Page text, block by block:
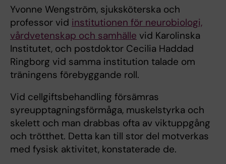
Yvonne Wengström, sjuksköterska och
professor vid institutionen för neurobiologi,
vårdvetenskap och samhälle vid Karolinska
Institutet, och postdoktor Cecilia Haddad
Ringborg vid samma institution talade om
träningens förebyggande roll.
Vid cellgiftsbehandling försämras
syreupptagningsförmåga, muskelstyrka och
skelett och man drabbas ofta av viktuppgång
och trötthet. Detta kan till stor del motverkas
med fysisk aktivitet, konstaterade de.